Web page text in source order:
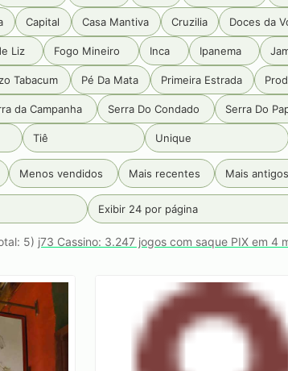
Capital Casa Mantiva Cruzilia Doces da
Liz Fogo Mineiro Inca Ipanema
Tabacum Pé Da Mata Primeira Estrada
da Campanha Serra Do Condado Serra Do
Tiê Unique
Menos vendidos Mais recentes Mais antigos
Exibir 24 por página
5) j73 Cassino: 3.247 jogos com saque PIX em 4